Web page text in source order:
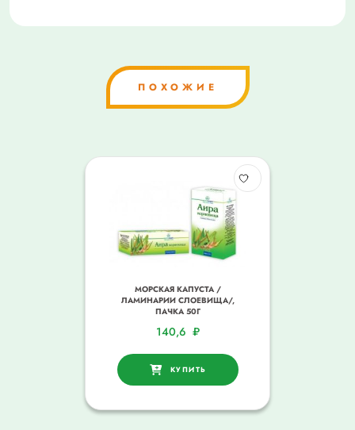
ПОХОЖИЕ
МОРСКАЯ КАПУСТА /
ЛАМИНАРИИ СЛОЕВИЩА/,
ПАЧКА 50Г
140,6 ₽
КУПИТЬ